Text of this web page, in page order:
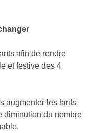
afin de rendre
et festive des 4
augmenter les tarifs
diminution du nombre